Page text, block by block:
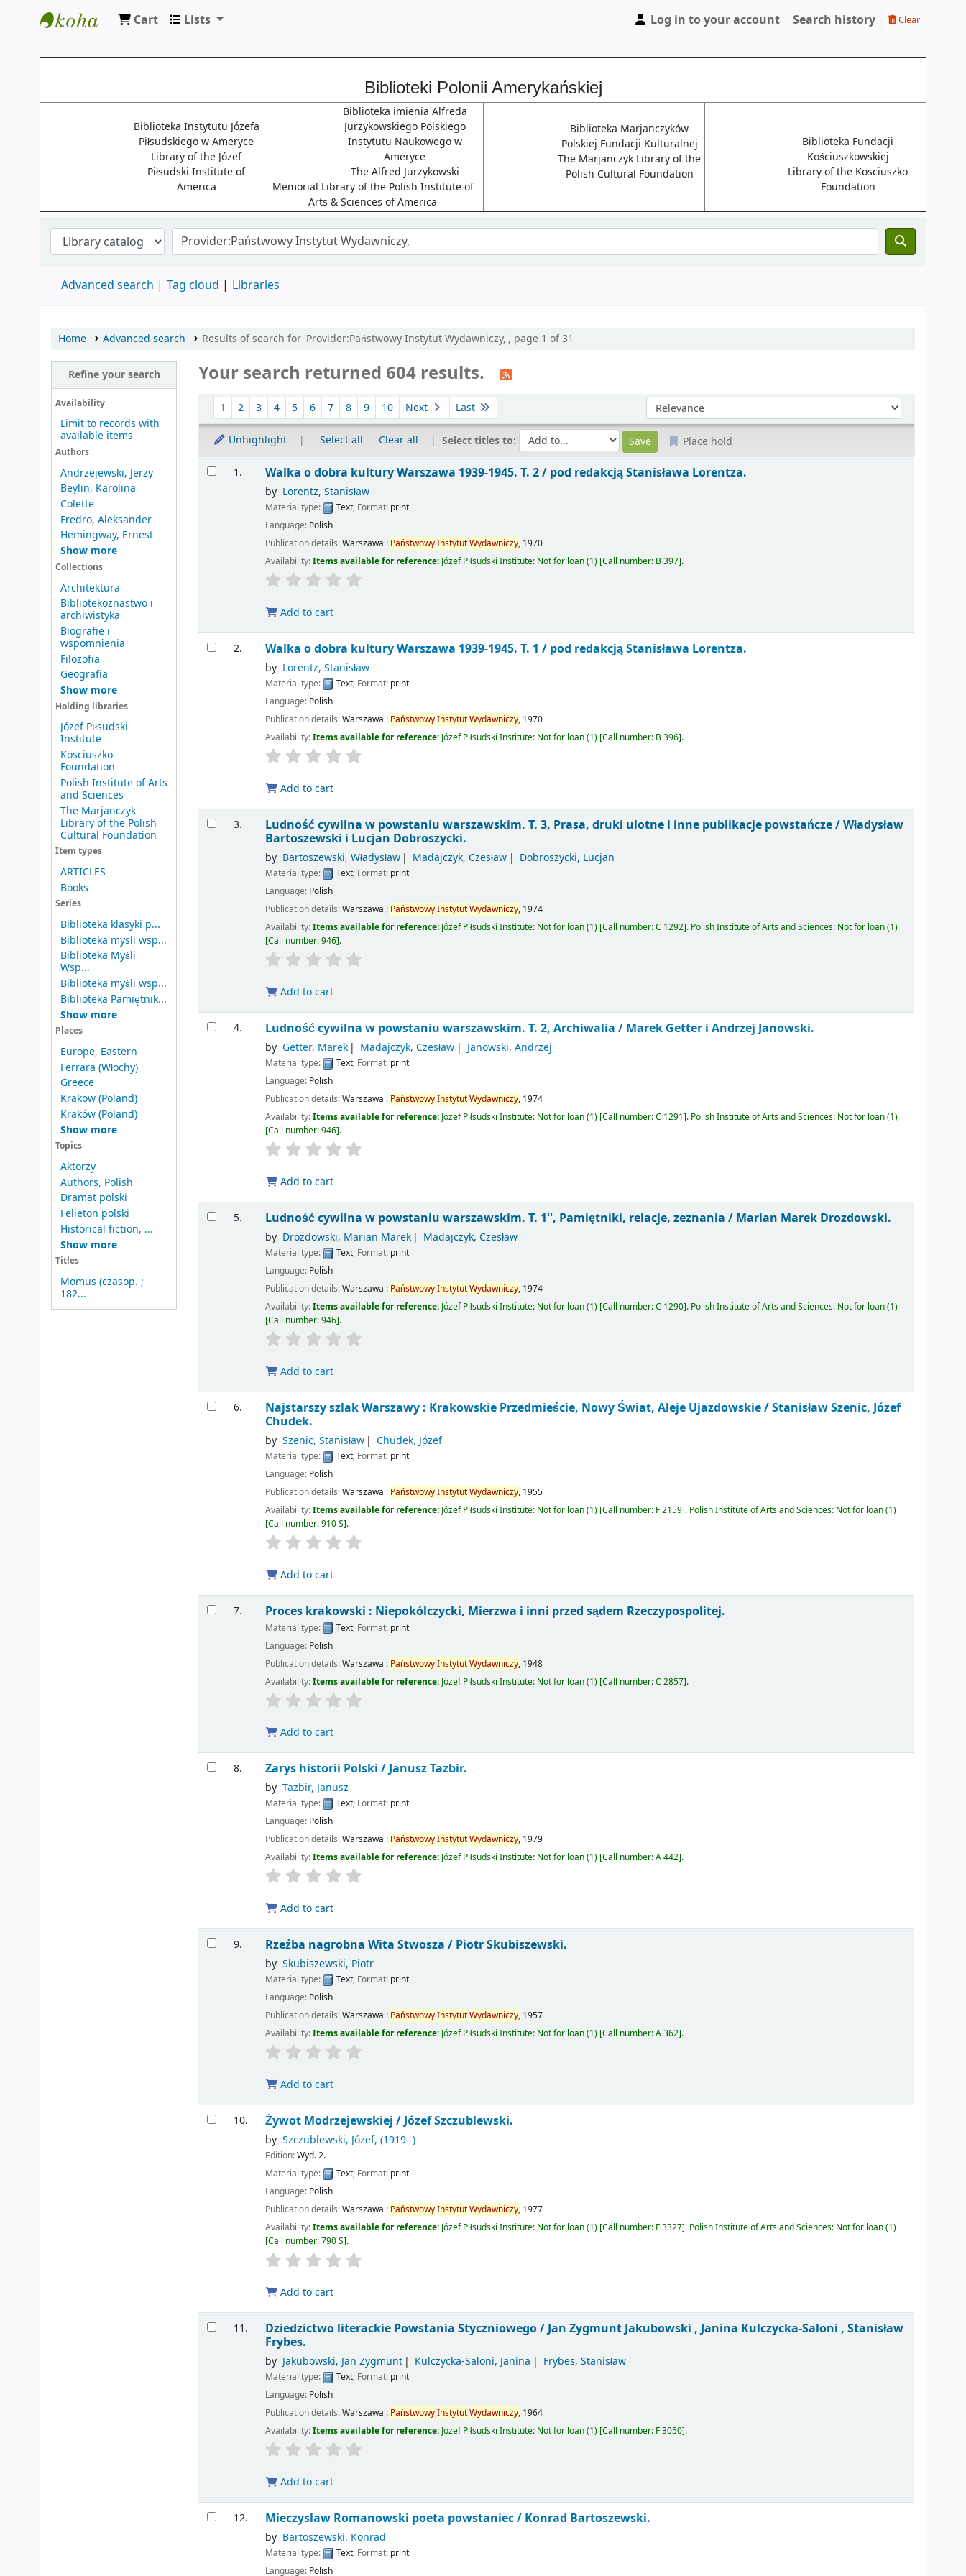
Cart Lists Log in to your account Search history Clear
Biblioteki Polonii Amerykańskiej
Biblioteka Instytutu Józefa
Piłsudskiego w Ameryce
Library of the Józef
Piłsudski Institute of
America
Biblioteka imienia Alfreda
Jurzykowskiego Polskiego
Instytutu Naukowego w
Ameryce
The Alfred Jurzykowski
Memorial Library of the Polish Institute of
Arts & Sciences of America
Biblioteka Marjanczyków
Polskiej Fundacji Kulturalnej
The Marjanczyk Library of the
Polish Cultural Foundation
Biblioteka Fundacji
Kościuszkowskiej
Library of the Kosciuszko
Foundation
Advanced search Tag cloud Libraries
Home Advanced search Results of search for 'Provider:Państwowy Instytut Wydawniczy,', page 1 of 31
Refine your search
Availability
Limit to records with
available items
Authors
Andrzejewski, Jerzy
Beylin, Karolina
Colette
Fredro, Aleksander
Hemingway, Ernest
Show more
Collections
Architektura
Bibliotekoznastwo i
archiwistyka
Biografie i
wspomnienia
Filozofia
Geografia
Show more
Holding libraries
Józef Piłsudski
Institute
Kosciuszko
Foundation
Polish Institute of Arts
and Sciences
The Marjanczyk
Library of the Polish
Cultural Foundation
Item types
ARTICLES
Books
Series
Biblioteka klasyki p...
Biblioteka mysli wsp...
Biblioteka Myśli
Wsp...
Biblioteka myśli wsp...
Biblioteka Pamiętnik...
Show more
Places
Europe, Eastern
Ferrara (Włochy)
Greece
Krakow (Poland)
Kraków (Poland)
Show more
Topics
Aktorzy
Authors, Polish
Dramat polski
Felieton polski
Historical fiction, ...
Show more
Titles
Momus (czasop. ;
182...
Your search returned 604 results.
Sort
1 2 3 4 5 6 7 8 9 10 Next Last Sort by:
Unhighlight Select all Clear all Select titles to: Place hold
Results
1. Walka o dobra kultury Warszawa 1939-1945. T. 2 / pod redakcją Stanisława Lorentza.
by Lorentz, Stanisław
Material type: Text; Format: print
Language: Polish
Publication details:Warszawa : PaństwowyInstytutWydawniczy, 1970
Availability:Items available for reference: Józef Piłsudski Institute: Not for loan(1) Call number: B 397 .
Add to cart
2. Walka o dobra kultury Warszawa 1939-1945. T. 1 / pod redakcją Stanisława Lorentza.
by Lorentz, Stanisław
Material type: Text; Format: print
Language: Polish
Publication details:Warszawa : PaństwowyInstytutWydawniczy, 1970
Availability:Items available for reference: Józef Piłsudski Institute: Not for loan(1) Call number: B 396 .
Add to cart
3. Ludność cywilna w powstaniu warszawskim. T. 3, Prasa, druki ulotne i inne publikacje powstańcze /Władysław
Bartoszewski i Lucjan Dobroszycki.
by Bartoszewski, Władysław Madajczyk, Czesław Dobroszycki, Lucjan
Material type: Text; Format: print
Language: Polish
Publication details:Warszawa : PaństwowyInstytutWydawniczy, 1974
Availability:Items available for reference: Józef Piłsudski Institute: Not for loan(1) Call number:C 1292 . Polish Institute of Arts and Sciences: Not for loan(1)
Call number:946 .
Add to cart
4. Ludność cywilna w powstaniu warszawskim. T. 2, Archiwalia / Marek Getter i Andrzej Janowski.
by Getter, Marek Madajczyk, Czesław Janowski, Andrzej
Material type: Text; Format: print
Language: Polish
Publication details:Warszawa : PaństwowyInstytutWydawniczy, 1974
Availability:Items available for reference: Józef Piłsudski Institute: Not for loan(1) Call number:C 1291 . Polish Institute of Arts and Sciences: Not for loan(1)
Call number:946 .
Add to cart
5. Ludność cywilna w powstaniu warszawskim. T. 1'', Pamiętniki, relacje, zeznania / Marian Marek Drozdowski.
by Drozdowski, Marian Marek Madajczyk, Czesław
Material type: Text; Format: print
Language: Polish
Publication details:Warszawa : PaństwowyInstytutWydawniczy, 1974
Availability:Items available for reference: Józef Piłsudski Institute: Not for loan(1) Call number:C 1290 . Polish Institute of Arts and Sciences: Not for loan(1)
Call number:946 .
Add to cart
6. Najstarszy szlak Warszawy : Krakowskie Przedmieście, Nowy Świat, Aleje Ujazdowskie /Stanisław Szenic, Józef
Chudek.
by Szenic, Stanisław Chudek, Józef
Material type: Text; Format: print
Language: Polish
Publication details:Warszawa : PaństwowyInstytutWydawniczy, 1955
Availability:Items available for reference: Józef Piłsudski Institute: Not for loan(1) Call number: F 2159 . Polish Institute of Arts and Sciences: Not for loan(1)
Call number:910 S .
Add to cart
7. Proces krakowski : Niepokólczycki, Mierzwa i inni przed sądem Rzeczypospolitej.
Material type: Text; Format: print
Language: Polish
Publication details:Warszawa : PaństwowyInstytutWydawniczy, 1948
Availability:Items available for reference: Józef Piłsudski Institute: Not for loan(1) Call number:C 2857 .
Add to cart
8. Zarys historii Polski /Janusz Tazbir.
by Tazbir, Janusz
Material type: Text; Format: print
Language: Polish
Publication details:Warszawa : PaństwowyInstytutWydawniczy, 1979
Availability:Items available for reference: Józef Piłsudski Institute: Not for loan(1) Call number:A 442 .
Add to cart
9. Rzeźba nagrobna Wita Stwosza / Piotr Skubiszewski.
by Skubiszewski, Piotr
Material type: Text; Format: print
Language: Polish
Publication details:Warszawa : PaństwowyInstytutWydawniczy, 1957
Availability:Items available for reference: Józef Piłsudski Institute: Not for loan(1) Call number:A 362 .
Add to cart
10. Żywot Modrzejewskiej /Józef Szczublewski.
by Szczublewski, Józef, (1919- )
Edition:Wyd. 2.
Material type:
Text; Format: print
Language: Polish
Publication details:Warszawa : PaństwowyInstytutWydawniczy, 1977
Availability:Items available for reference: Józef Piłsudski Institute: Not for loan(1) Call number: F 3327 . Polish Institute of Arts and Sciences: Not for loan(1)
Call number:790 S .
Add to cart
11. Dziedzictwo literackie Powstania Styczniowego /Jan Zygmunt Jakubowski , Janina Kulczycka-Saloni , Stanisław
Frybes.
by Jakubowski, Jan Zygmunt Kulczycka-Saloni, Janina Frybes, Stanisław
Material type: Text; Format: print
Language: Polish
Publication details:Warszawa : PaństwowyInstytutWydawniczy, 1964
Availability:Items available for reference: Józef Piłsudski Institute: Not for loan(1) Call number: F 3050 .
Add to cart
12. Mieczyslaw Romanowski poeta powstaniec / Konrad Bartoszewski.
by Bartoszewski, Konrad
Material type: Text; Format: print
Language: Polish